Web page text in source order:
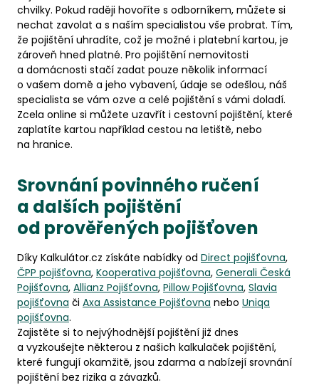
chvilky. Pokud raději hovoříte s odborníkem, můžete si
nechat zavolat a s naším specialistou vše probrat. Tím,
že pojištění uhradíte, což je možné i platební kartou, je
zároveň hned platné. Pro pojištění nemovitosti
a domácnosti stačí zadat pouze několik informací
o vašem domě a jeho vybavení, údaje se odešlou, náš
specialista se vám ozve a celé pojištění s vámi doladí.
Zcela online si můžete uzavřít i cestovní pojištění, které
zaplatíte kartou například cestou na letiště, nebo
na hranice.
Srovnání povinného ručení
a dalších pojištění
od prověřených pojišťoven
Díky Kalkulátor.cz získáte nabídky od Direct pojišťovna,
ČPP pojišťovna, Kooperativa pojišťovna, Generali Česká
Pojišťovna, Allianz Pojišťovna, Pillow Pojišťovna, Slavia
pojišťovna či Axa Assistance Pojišťovna nebo Uniqa
pojišťovna.
Zajistěte si to nejvýhodnější pojištění již dnes
a vyzkoušejte některou z našich kalkulaček pojištění,
které fungují okamžitě, jsou zdarma a nabízejí srovnání
pojištění bez rizika a závazků.